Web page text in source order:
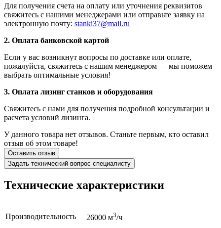
Для получения счета на оплату или уточнения реквизитов
свяжитесь с нашими менеджерами или отправьте заявку на
электронную почту: stanki37@mail.ru
2. Оплата банковской картой
Если у вас возникнут вопросы по доставке или оплате,
пожалуйста, свяжитесь с нашим менеджером — мы поможем
выбрать оптимальные условия!
3. Оплата лизинг станков и оборудования
Свяжитесь с нами для получения подробной консультации и
расчета условий лизинга.
У данного товара нет отзывов. Станьте первым, кто оставил
отзыв об этом товаре!
Оставить отзыв
Задать технический вопрос специалисту
Технические характеристики
Производительность 26000 м3/ч